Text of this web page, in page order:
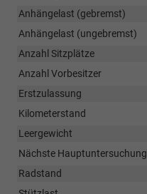
Anhängelast (gebremst)
Anhängelast (ungebremst)
Anzahl Sitzplätze
Anzahl Vorbesitzer
Erstzulassung
Kilometerstand
Leergewicht
Nächste Hauptuntersuchung
Radstand